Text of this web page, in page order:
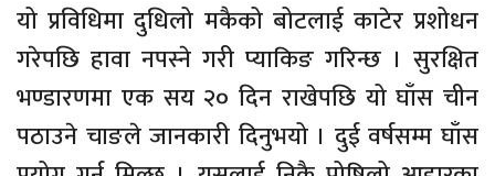
यो प्रविधिमा दुधिलो मकैको बोटलाई काटेर प्रशोधन
गरेपछि हावा नपस्ने गरी प्याकिङ गरिन्छ । सुरक्षित
भण्डारणमा एक सय २० दिन राखेपछि यो घाँस चीन
पठाउने चाङले जानकारी दिनुभयो । दुई वर्षसम्म घाँस